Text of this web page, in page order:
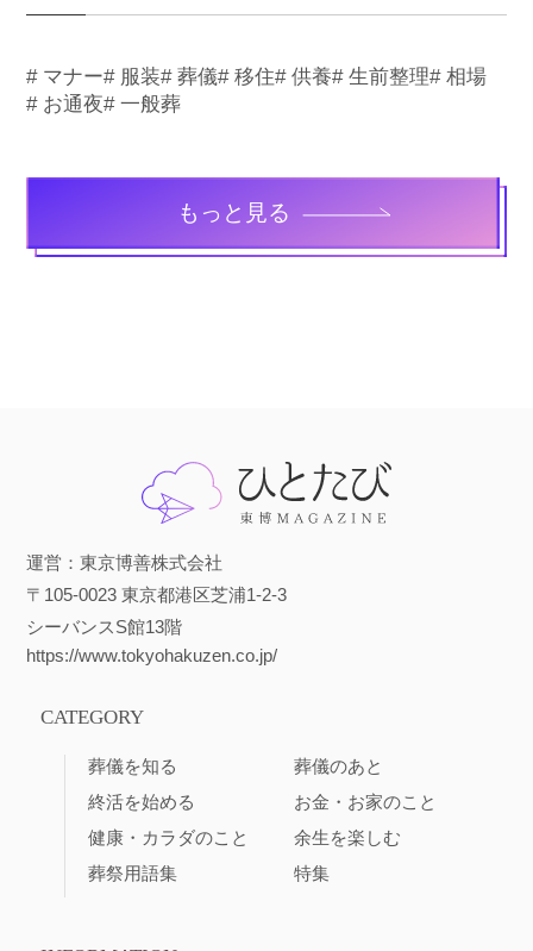
# マナー# 服装# 葬儀# 移住# 供養# 生前整理# 相場
# お通夜# 一般葬
もっと見る
運営：東京博善株式会社
〒105-0023 東京都港区芝浦1-2-3
シーバンスS館13階
https://www.tokyohakuzen.co.jp/
CATEGORY
葬儀を知る
葬儀のあと
終活を始める
お金・お家のこと
健康・カラダのこと
余生を楽しむ
葬祭用語集
特集